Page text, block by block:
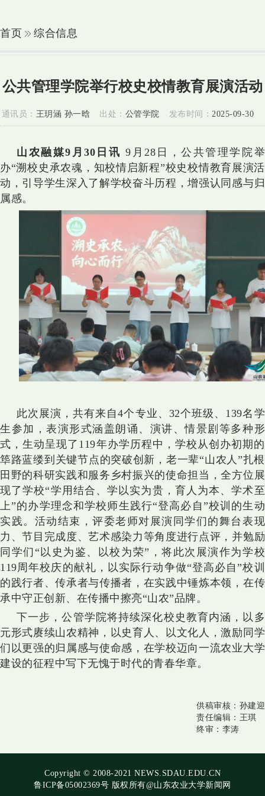
首页 综合信息
公共管理学院举行校史校情教育展演活动
通讯员： 王玥涵 孙一晗 出处： 公管学院 发布时间： 2025-09-30
山农融媒9月30日讯 9月28日，公共管理学院举
办“溯校史承农魂，知校情启新程”校史校情教育展演活
动，引导学生深入了解学校奋斗历程，增强认同感与归
属感。
此次展演，共有来自4个专业、32个班级、139名学
生参加，表演形式涵盖朗诵、演讲、情景剧等多种形
式，生动呈现了119年办学历程中，学校从创办初期的
筚路蓝缕到关键节点的突破创新，老一辈“山农人”扎根
田野的科研实践和服务乡村振兴的使命担当，全方位展
现了学校“学用结合、学以实为贵，育人为本、学术至
上”的办学理念和学校师生践行“登高必自”校训的生动
实践。活动结束，评委老师对展演同学们的舞台表现
力、节目完成度、艺术感染力等角度进行点评，并勉励
同学们 “以史为鉴、以校为荣”，将此次展演作为学校
119周年校庆的献礼，以实际行动争做“登高必自”校训
的践行者、传承者与传播者，在实践中锤炼本领，在传
承中守正创新、在传播中擦亮“山农”品牌。
下一步，公管学院将持续深化校史教育内涵，以多
元形式赓续山农精神，以史育人、以文化人，激励同学
们以更强的归属感与使命感，在学校迈向一流农业大学
建设的征程中写下无愧于时代的青春华章。
供稿审核： 孙建迎
责任编辑： 王琪
终审： 李涛
Copyright © 2008-2021 NEWS.SDAU.EDU.CN
鲁ICP备05002369号 版权所有@山东农业大学新闻网